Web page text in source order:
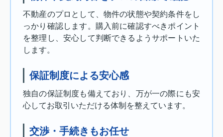
不動産のプロとして、物件の状態や契約条件をし
っかり確認します。購入前に確認すべきポイント
を整理し、安心して判断できるようサポートいた
します。
保証制度による安心感
独自の保証制度も備えており、万が一の際にも安
心してお取引いただける体制を整えています。
交渉・手続きもお任せ